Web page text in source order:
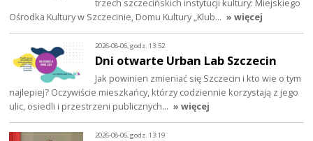
trzech szczecińskich instytucji kultury: Miejskiego
Ośrodka Kultury w Szczecinie, Domu Kultury „Klub… » więcej
2026-08-06, godz. 13:52
Dni otwarte Urban Lab Szczecin
Jak powinien zmieniać się Szczecin i kto wie o tym
najlepiej? Oczywiście mieszkańcy, którzy codziennie korzystają z jego
ulic, osiedli i przestrzeni publicznych… » więcej
2026-08-06, godz. 13:19